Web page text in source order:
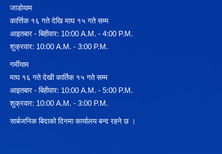
जाडोयाम
कार्त्तिक १६ गते देखि माघ १५ गते सम्म
आइतबार - बिहीवार: 10:00 A.M. - 4:00 P.M.
शुक्रवार: 10:00 A.M. - 3:00 P.M.
गर्मीयाम
माघ १६ गते देखी कार्तिक १५ गते सम्म
आइतबार - बिहीवार: 10:00 A.M. - 5:00 P.M.
शुक्रवार: 10:00 A.M. - 3:00 P.M.
सार्बजनिक बिदाको दिनमा कार्यालय बन्द रहने छ ।